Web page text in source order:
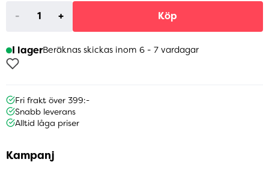
- + Köp
I lagerBeräknas skickas inom 6 - 7 vardagar
Fri frakt över 399:-
Snabb leverans
Alltid låga priser
Kampanj